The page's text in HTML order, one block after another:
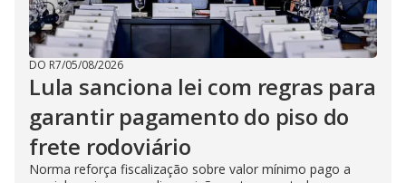
DO R7/05/08/2026
Lula sanciona lei com regras para
garantir pagamento do piso do
frete rodoviário
Norma reforça fiscalização sobre valor mínimo pago a